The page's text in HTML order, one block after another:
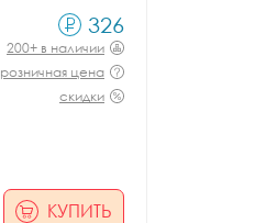
326
200+ в наличии
розничная цена
скидки
КУПИТЬ